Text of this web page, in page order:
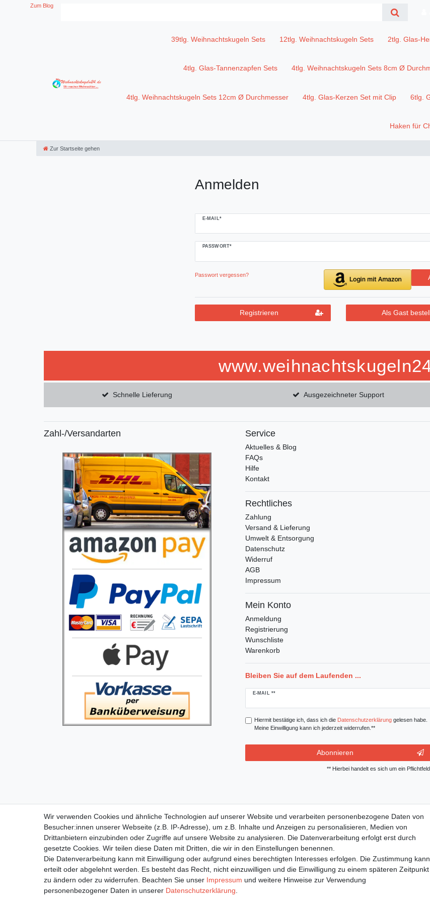
Zum Blog
39tlg. Weihnachtskugeln Sets 12tlg. Weihnachtskugeln Sets 2tlg. Glas-
4tlg. Glas-Tannenzapfen Sets 4tlg. Weihnachtskugeln Sets 8cm Ø
4tlg. Weihnachtskugeln Sets 12cm Ø Durchmesser 4tlg. Glas-Kerzen Set mit Clip 6tlg.
Haken für
Zur Startseite gehen
Anmelden
E-MAIL*
PASSWORT*
Passwort vergessen?
Registrieren Als Gast
Schnelle Lieferung Ausgezeichneter Support
Zahl-/Versandarten Service
Aktuelles & Blog
FAQs
Hilfe
Kontakt
Rechtliches
Zahlung
Versand & Lieferung
Umwelt & Entsorgung
Datenschutz
Widerruf
AGB
Impressum
Mein Konto
Anmeldung
Registrierung
Wunschliste
Warenkorb
Bleiben Sie auf dem Laufenden ...
E-MAIL **
Newsletter
Hiermit bestätige ich, dass ich die Daten­schutz­erklärunggelesen habe.
Meine Einwilligung kann ich jederzeit widerrufen.**
Abonnieren
** Hierbei handelt es sich um ein Pflichtfeld.
Impressum Daten­schutz­erklärung AGB Widerrufs­recht Vertrag
Wir verwenden Cookies und ähnliche Technologien auf unserer Website und verarbeiten personenbezogene Daten von
Besucher:innen unserer Webseite (z.B. IP-Adresse), um z.B. Inhalte und Anzeigen zu personalisieren, Medien von
Drittanbietern einzubinden oder Zugriffe auf unsere Website zu analysieren. Die Datenverarbeitung erfolgt erst durch
gesetzte Cookies. Wir teilen diese Daten mit Dritten, die wir in den Einstellungen benennen.
Die Datenverarbeitung kann mit Einwilligung oder aufgrund eines berechtigten Interesses erfolgen. Die Zustimmung kann
erteilt oder abgelehnt werden. Es besteht das Recht, nicht einzuwilligen und die Einwilligung zu einem späteren Zeitpunkt
zu ändern oder zu widerrufen. Beachten Sie unser Impressum und weitere Hinweise zur Verwendung
personenbezogener Daten in unserer Daten­schutz­erklärung